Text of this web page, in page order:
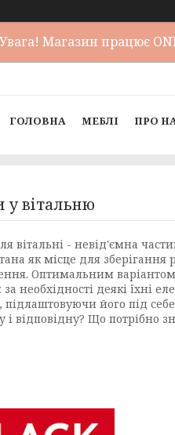
Увага! Магазин працює
ГОЛОВНА МЕБЛІ ПРО
у вітальню
вітальні - невід'ємна
як місце для
Оптимальним
за необхідності деякі
підлаштовуючи його під
і відповідну? Що потрібно